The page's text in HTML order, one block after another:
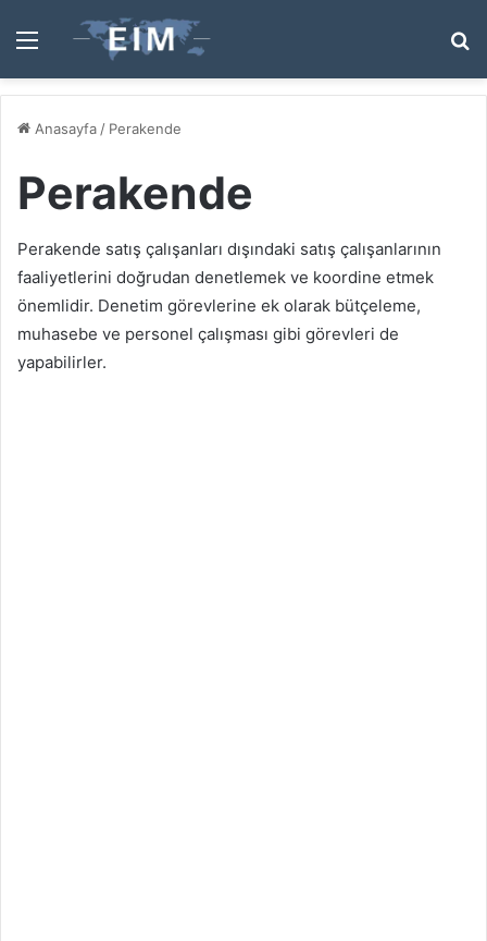
Menü
...
Anasayfa / Perakende
Perakende
Perakende satış çalışanları dışındaki satış çalışanlarının
faaliyetlerini doğrudan denetlemek ve koordine etmek
önemlidir. Denetim görevlerine ek olarak bütçeleme,
muhasebe ve personel çalışması gibi görevleri de
yapabilirler.